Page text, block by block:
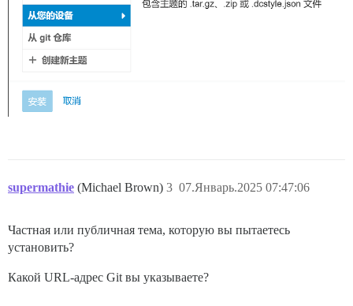
supermathie (Michael Brown) 07.Январь.2025 07:47:06
3
Частная или публичная тема, которую вы пытаетесь
установить?
Какой URL-адрес Git вы указываете?